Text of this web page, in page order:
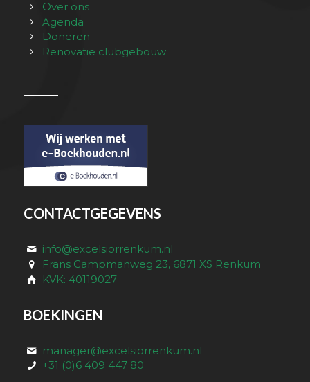
Over ons
Agenda
Doneren
Renovatie clubgebouw
CONTACTGEGEVENS
info@excelsiorrenkum.nl
Frans Campmanweg 23, 6871 XS Renkum
KVK: 40119027
BOEKINGEN
manager@excelsiorrenkum.nl
+31 (0)6 409 447 80